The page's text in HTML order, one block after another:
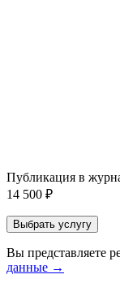
Публикация в
14 500 ₽
Выбрать услугу
Вы представляете
данные →